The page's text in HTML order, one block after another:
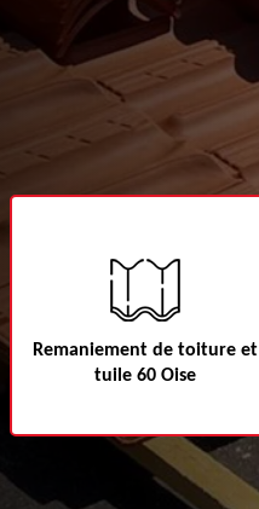
Remaniement de toiture et
tuile 60 Oise